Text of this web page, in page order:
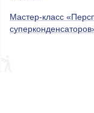
Мастер-класс